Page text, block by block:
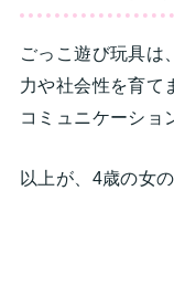
ごっこ遊び玩具は
力や社会性を育て
コミュニケーショ
以上が、4歳の女